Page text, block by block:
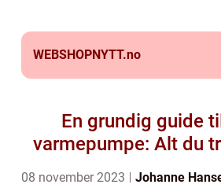
WEBSHOPNYTT.no
En grundig guide
varmepumpe: Alt du
08 november 2023 Johanne